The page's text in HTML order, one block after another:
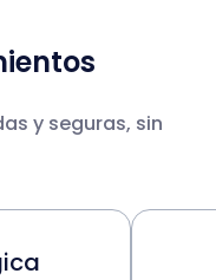
y seguras, sin